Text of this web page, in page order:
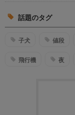
話題のタグ
子犬 値段
飛行機 夜